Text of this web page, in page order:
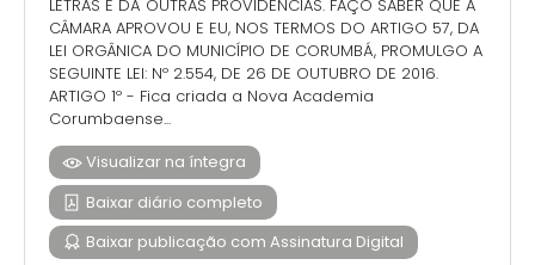
LETRAS E DÁ OUTRAS PROVIDÊNCIAS. FAÇO SABER QUE A
CÂMARA APROVOU E EU, NOS TERMOS DO ARTIGO 57, DA
LEI ORGÂNICA DO MUNICÍPIO DE CORUMBÁ, PROMULGO A
SEGUINTE LEI: Nº 2.554, DE 26 DE OUTUBRO DE 2016.
ARTIGO 1º - Fica criada a Nova Academia
Corumbaense...
Visualizar na íntegra
Baixar diário completo
Baixar publicação com Assinatura Digital